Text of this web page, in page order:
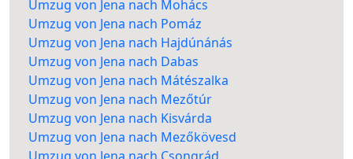
Umzug von Jena nach Mohács
Umzug von Jena nach Pomáz
Umzug von Jena nach Hajdúnánás
Umzug von Jena nach Dabas
Umzug von Jena nach Mátészalka
Umzug von Jena nach Mezőtúr
Umzug von Jena nach Kisvárda
Umzug von Jena nach Mezőkövesd